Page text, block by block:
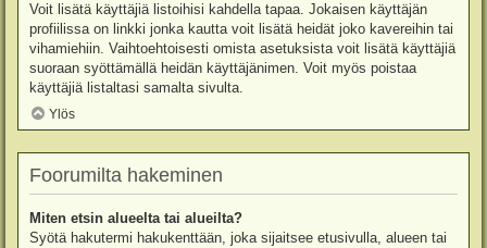
Voit lisätä käyttäjiä listoihisi kahdella tapaa. Jokaisen käyttäjän
profiilissa on linkki jonka kautta voit lisätä heidät joko kavereihin tai
vihamiehiin. Vaihtoehtoisesti omista asetuksista voit lisätä käyttäjiä
suoraan syöttämällä heidän käyttäjänimen. Voit myös poistaa
käyttäjiä listaltasi samalta sivulta.
Ylös
Foorumilta hakeminen
Miten etsin alueelta tai alueilta?
Syötä hakutermi hakukenttään, joka sijaitsee etusivulla, alueen tai